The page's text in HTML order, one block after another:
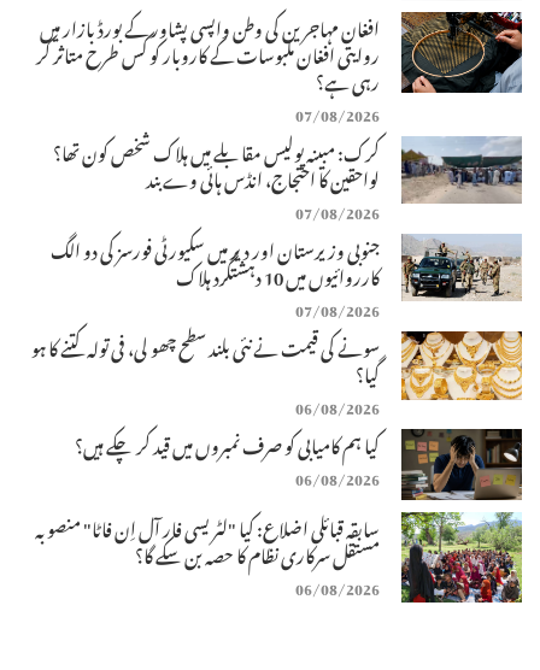
افغان مہاجرین کی وطن واپسی پشاور کے بورڈ بازار میں
روایتی افغان ملبوسات کے کاروبار کو کس طرح متاثر کر
رہی ہے؟
07/08/2026
کرک: مبینہ پولیس مقابلے میں ہلاک شخص کون تھا؟
لواحقین کا احتجاج، انڈس ہائی وے بند
07/08/2026
جنوبی وزیرستان اور دیر میں سکیورٹی فورسز کی دو الگ
کارروائیوں میں 10 دہشتگرد ہلاک
07/08/2026
سونے کی قیمت نے نئی بلند سطح چھو لی، فی تولہ کتنے کا ہو
گیا؟
06/08/2026
کیا ہم کامیابی کو صرف نمبروں میں قید کر چکے ہیں؟
06/08/2026
سابقہ قبائلی اضلاع: کیا "لٹریسی فار آل اِن فاٹا" منصوبہ
مستقل سرکاری نظام کا حصہ بن سکے گا؟
06/08/2026